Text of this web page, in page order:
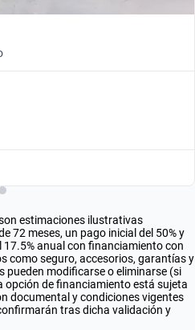
estimaciones ilustrativas
72 meses, un pago inicial del 50% y
anual con financiamiento con
como seguro, accesorios, garantías y
pueden modificarse o eliminarse (si
opción de financiamiento está sujeta
documental y condiciones vigentes
tras dicha validación y